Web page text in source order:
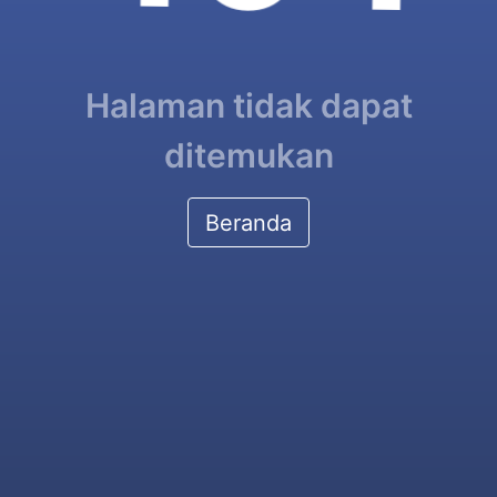
Halaman tidak dapat
ditemukan
Beranda